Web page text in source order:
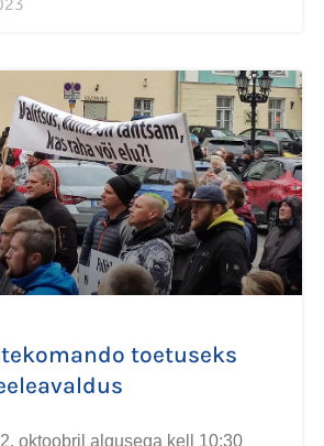
toetuseks
oktoobril algusega kell 10:30